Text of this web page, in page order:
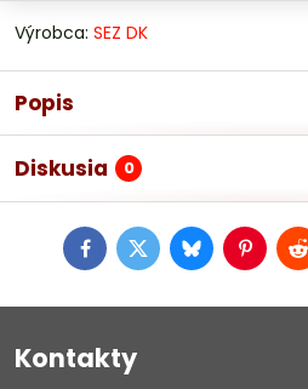
Výrobca: SEZ DK
Popis
Diskusia 0
FacebookTwitterBluesky
Kontakty